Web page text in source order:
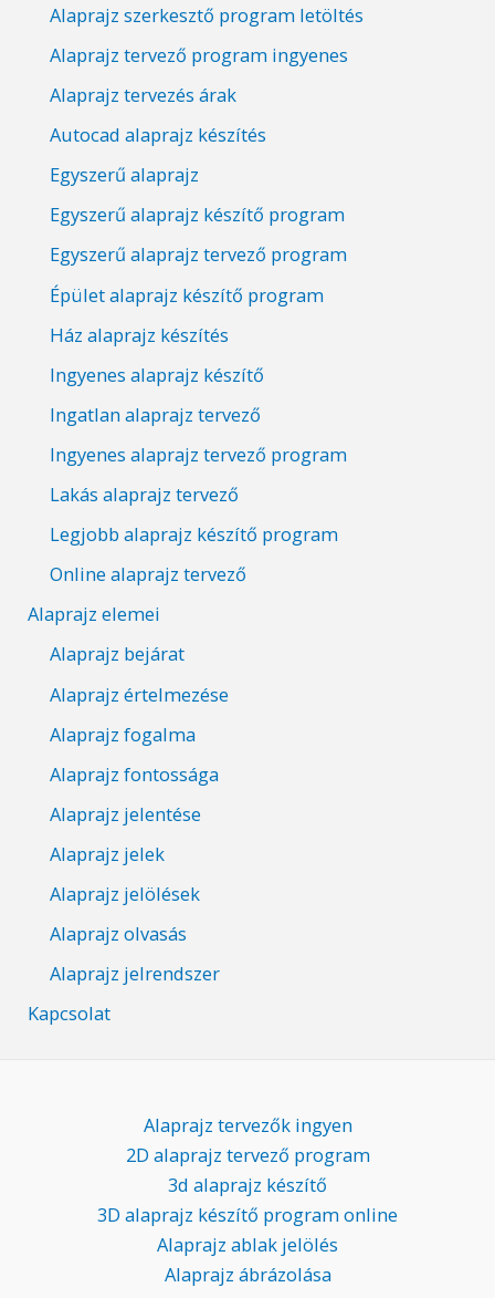
Alaprajz szerkesztő program letöltés
Alaprajz tervező program ingyenes
Alaprajz tervezés árak
Autocad alaprajz készítés
Egyszerű alaprajz
Egyszerű alaprajz készítő program
Egyszerű alaprajz tervező program
Épület alaprajz készítő program
Ház alaprajz készítés
Ingyenes alaprajz készítő
Ingatlan alaprajz tervező
Ingyenes alaprajz tervező program
Lakás alaprajz tervező
Legjobb alaprajz készítő program
Online alaprajz tervező
Alaprajz elemei
Alaprajz bejárat
Alaprajz értelmezése
Alaprajz fogalma
Alaprajz fontossága
Alaprajz jelentése
Alaprajz jelek
Alaprajz jelölések
Alaprajz olvasás
Alaprajz jelrendszer
Kapcsolat
Alaprajz tervezők ingyen
2D alaprajz tervező program
3d alaprajz készítő
3D alaprajz készítő program online
Alaprajz ablak jelölés
Alaprajz ábrázolása